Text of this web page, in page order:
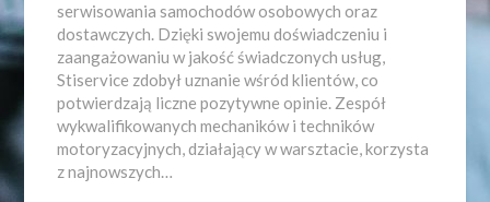
serwisowania samochodów osobowych oraz
dostawczych. Dzięki swojemu doświadczeniu i
zaangażowaniu w jakość świadczonych usług,
Stiservice zdobył uznanie wśród klientów, co
potwierdzają liczne pozytywne opinie. Zespół
wykwalifikowanych mechaników i techników
motoryzacyjnych, działający w warsztacie, korzysta
z najnowszych…